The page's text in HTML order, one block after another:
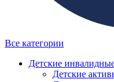
Все категории
Детские
Детские